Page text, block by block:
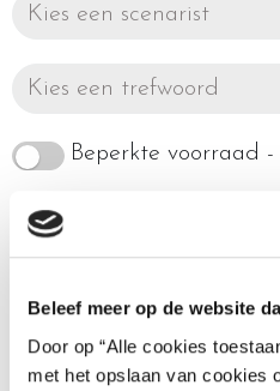
Beleef meer op de website
Door op “Alle cookies
met het opslaan van cookies
Kies een scenarist
Kies een trefwoord
Beperkte voorraad